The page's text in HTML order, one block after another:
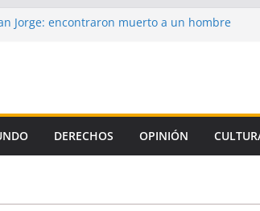
Jorge: encontraron muerto a un hombre
de un autor intelectual en el crimen de
Universitario
preso de Santa Fe como uno de los
de Florencia Gómez
DERECHOS OPINIÓN